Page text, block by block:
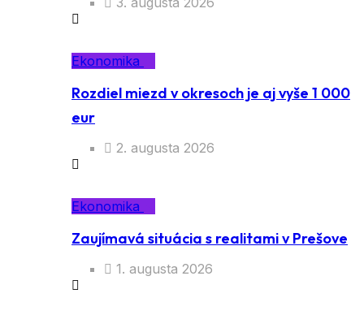
Ekonomika
Rozdiel miezd v okresoch je aj vyše 1 000
eur
2. augusta 2026
Ekonomika
Zaujímavá situácia s realitami v Prešove
1. augusta 2026